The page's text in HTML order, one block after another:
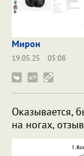
Мирон
19.05.25
05:08
Оказывается,
на ногах,